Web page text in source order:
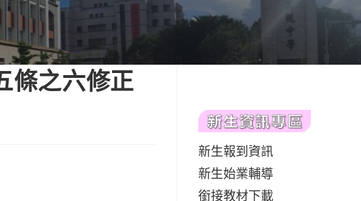
條之六修正
新生報到資訊
新生始業輔導
銜接教材下載